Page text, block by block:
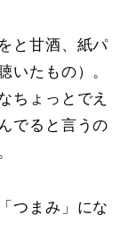
と甘酒、紙パ
いたもの）。
ちょっとでえ
でると言うの
つまみ」にな